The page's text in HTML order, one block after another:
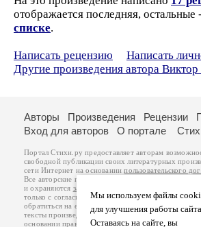
отображается последняя, остальные -
списке.
Написать рецензию
Написать
Другие произведения автора
Мы используем файлы
для улучшения работы
Оставаясь на сайте, вы
Авторы Произведения Рецензии
Вход для авторов
О портале
Портал Стихи.ру предоставляет авторам
свободной публикации своих литературных
сети Интернет на основаниипользовательского
Все авторские права на произведения принадлежат
и охраняются законом
. Перепечатка произведений
только с согласия его автора, к которому вы
обратиться на его авторской странице.
тексты произведений авторы несут самостоятельно
основанииправил публикацииизаконодательства